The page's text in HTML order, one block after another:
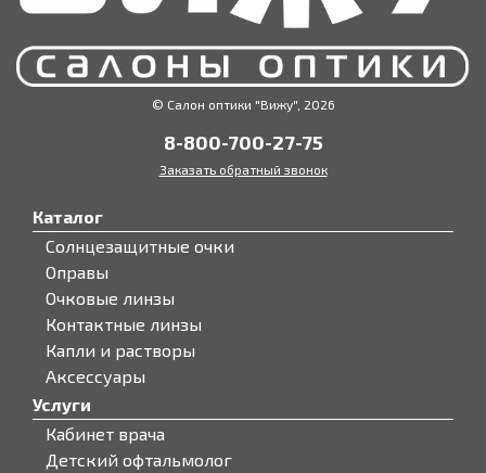
© Салон оптики "Вижу", 2026
8-800-700-27-75
Заказать обратный звонок
Каталог
Солнцезащитные очки
Оправы
Очковые линзы
Контактные линзы
Капли и растворы
Аксессуары
Услуги
Кабинет врача
Детский офтальмолог